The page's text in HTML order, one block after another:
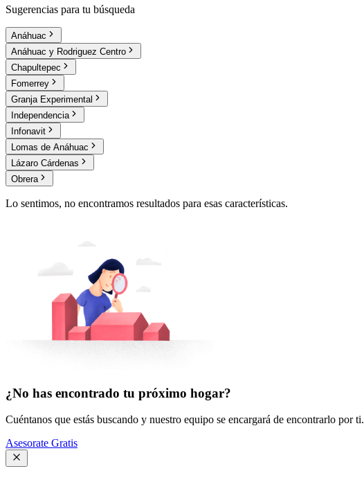
Sugerencias para tu búsqueda
Anáhuac
Anáhuac y Rodriguez Centro
Chapultepec
Fomerrey
Granja Experimental
Independencia
Infonavit
Lomas de Anáhuac
Lázaro Cárdenas
Obrera
Lo sentimos, no encontramos resultados para esas características.
¿No has encontrado tu próximo hogar?
Cuéntanos que estás buscando y nuestro equipo se encargará de encontrarlo por ti.
Asesorate Gratis